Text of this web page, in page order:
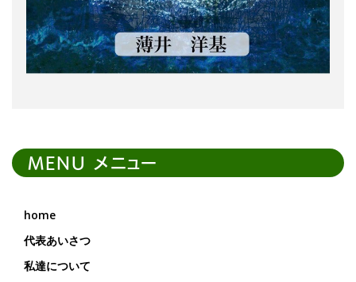
MENU メニュー
home
代表あいさつ
私達について